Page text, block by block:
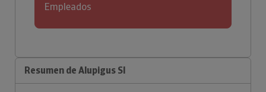
Empleados
Resumen de Alupigus Sl